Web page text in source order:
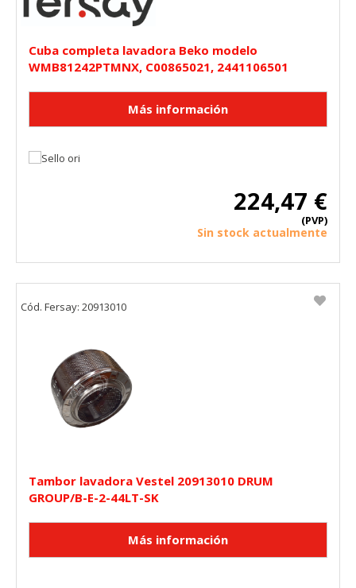
Cuba completa lavadora Beko modelo
WMB81242PTMNX, C00865021, 2441106501
224,47 €
(PVP)
Sin stock actualmente
Tambor lavadora Vestel 20913010 DRUM
GROUP/B-E-2-44LT-SK
Cód. Fersay: 20913010